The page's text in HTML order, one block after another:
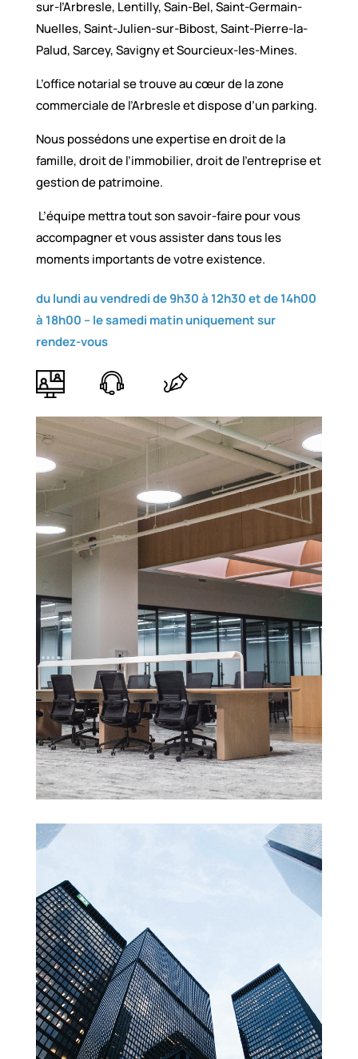
sur-l’Arbresle, Lentilly, Sain-Bel, Saint-Germain-
Nuelles, Saint-Julien-sur-Bibost, Saint-Pierre-la-
Palud, Sarcey, Savigny et Sourcieux-les-Mines.
L’office notarial se trouve au cœur de la zone
commerciale de l’Arbresle et dispose d’un parking.
Nous possédons une expertise en droit de la
famille, droit de l’immobilier, droit de l’entreprise et
gestion de patrimoine.
L’équipe mettra tout son savoir-faire pour vous
accompagner et vous assister dans tous les
moments importants de votre existence.
du lundi au vendredi de 9h30 à 12h30 et de 14h00
à 18h00 –le samedi matin uniquement sur
rendez-vous